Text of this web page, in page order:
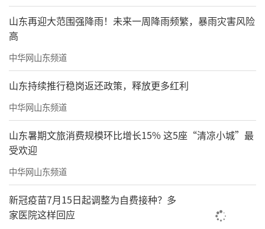
山东再迎大范围强降雨！未来一周降雨频繁，暴雨灾害风险
高
中华网山东频道
山东持续推行稳岗返还政策，释放更多红利
中华网山东频道
山东暑期文旅消费规模环比增长15% 这5座“清凉小城”最
受欢迎
中华网山东频道
新冠疫苗7月15日起调整为自费接种？多
家医院这样回应